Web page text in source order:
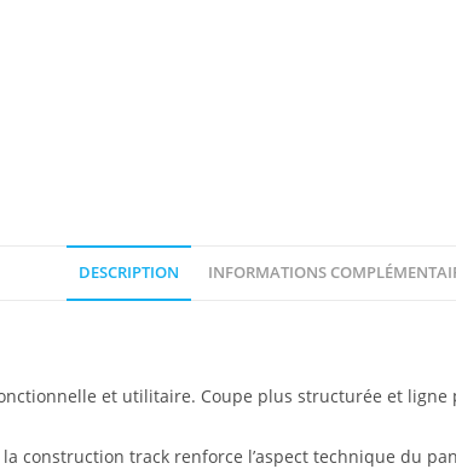
DESCRIPTION INFORMATIONS
et utilitaire. Coupe plus structurée et
construction track renforce l’aspect technique du